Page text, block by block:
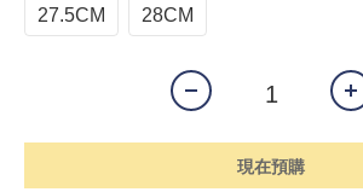
27.5CM 28CM
現在預購